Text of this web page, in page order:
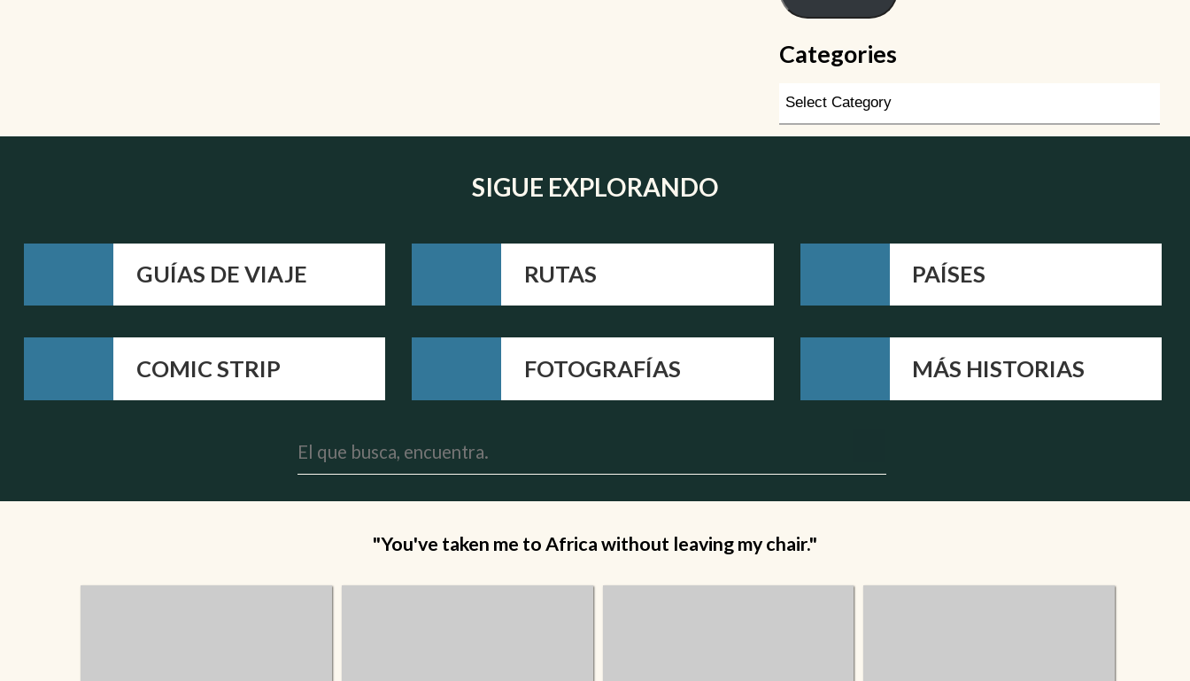
Categories
SIGUE EXPLORANDO
GUÍAS DE VIAJE RUTAS PAÍSES
COMIC STRIP FOTOGRAFÍAS MÁS HISTORIAS
"You've taken me to Africa without leaving my chair."